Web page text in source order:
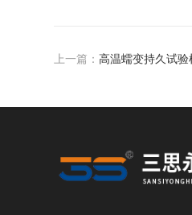
上一篇：高温蠕变持久试